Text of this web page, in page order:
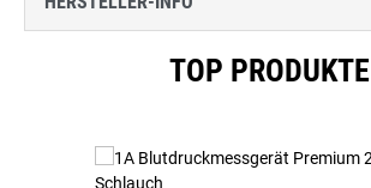
TOP PRODUKTE